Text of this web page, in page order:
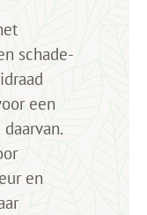
schade-
een
en